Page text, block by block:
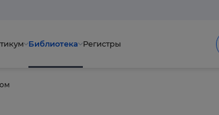
Библиотека Регистры